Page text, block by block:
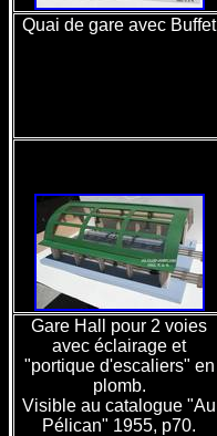
Quai de gare avec Buffet
Gare Hall pour 2 voies
avec éclairage et
"portique d'escaliers" en
plomb.
Visible au catalogue "Au
Pélican" 1955, p70.